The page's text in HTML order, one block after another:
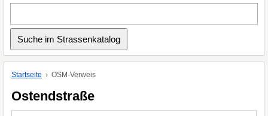
Startseite OSM-Verweis
Ostendstraße